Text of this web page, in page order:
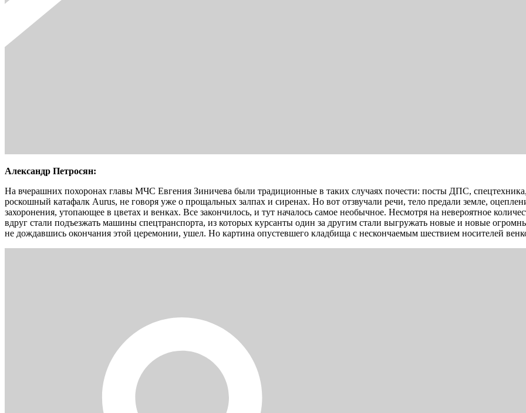
Александр Петросян:
На вчерашних похоронах главы МЧС Евгения Зиничева были традиционные в таких случаях почести: посты ДПС,
роскошный катафалк Aurus, не говоря уже о прощальных залпах и сиренах. Но вот отзвучали речи, тело предали земле,
захоронения, утопающее в цветах и венках. Все закончилось, и тут началось самое необычное. Несмотря на невероятное
вдруг стали подъезжать машины спецтранспорта, из которых курсанты один за другим стали выгружать новые и новые
не дождавшись окончания этой церемонии, ушел. Но картина опустевшего кладбища с нескончаемым шествием носителей